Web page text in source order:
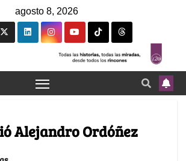
agosto 8, 2026
Alejandro Ordóñez